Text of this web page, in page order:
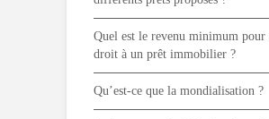
Quel est le revenu minimum pour
droit à un prêt immobilier ?
Qu’est-ce que la mondialisation ?